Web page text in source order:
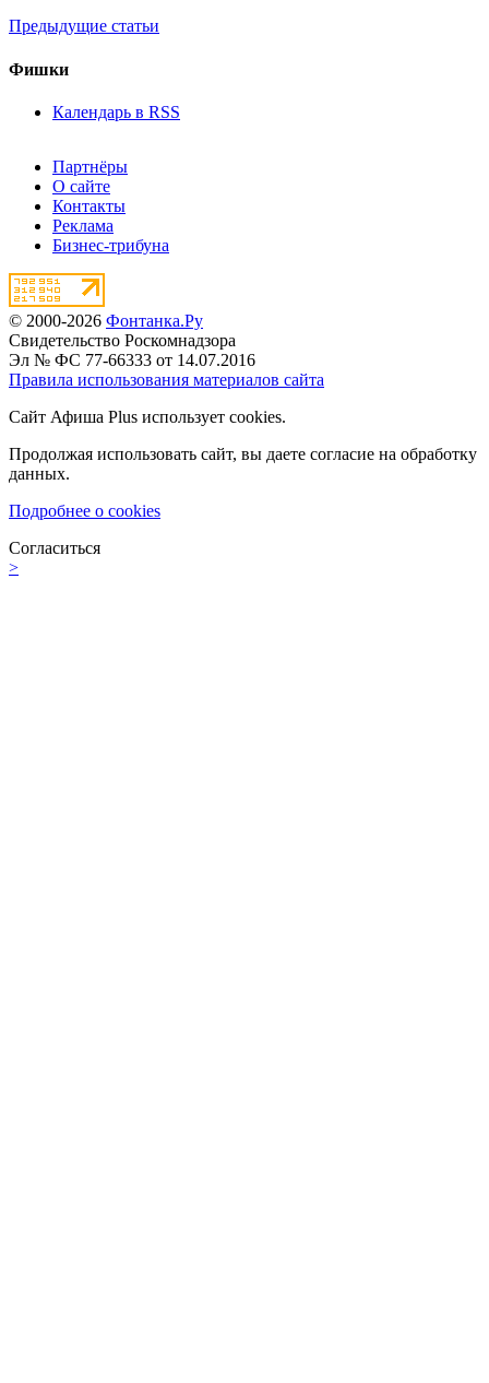
Предыдущие статьи
Фишки
Календарь в RSS
Партнёры
О сайте
Контакты
Реклама
Бизнес-трибуна
© 2000-2026 Фонтанка.Ру
Свидетельство Роскомнадзора
Эл № ФС 77-66333 от 14.07.2016
Правила использования материалов сайта
Сайт Афиша Plus использует cookies.
Продолжая использовать сайт, вы даете согласие на обработку
данных.
Подробнее о cookies
Согласиться
>